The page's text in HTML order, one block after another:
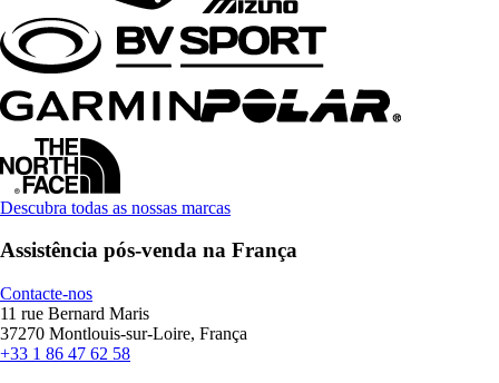
Descubra todas as nossas marcas
Assistência pós-venda na França
Contacte-nos
11 rue Bernard Maris
37270 Montlouis-sur-Loire, França
+33 1 86 47 62 58